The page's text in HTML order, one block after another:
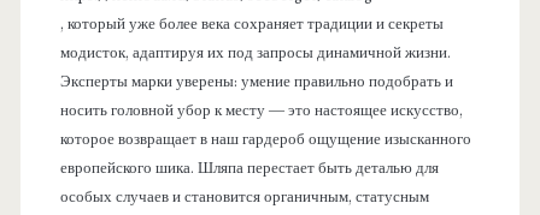
, который уже более века сохраняет традиции и секреты
модисток, адаптируя их под запросы динамичной жизни.
Эксперты марки уверены: умение правильно подобрать и
носить головной убор к месту — это настоящее искусство,
которое возвращает в наш гардероб ощущение изысканного
европейского шика. Шляпа перестает быть деталью для
особых случаев и становится органичным, статусным